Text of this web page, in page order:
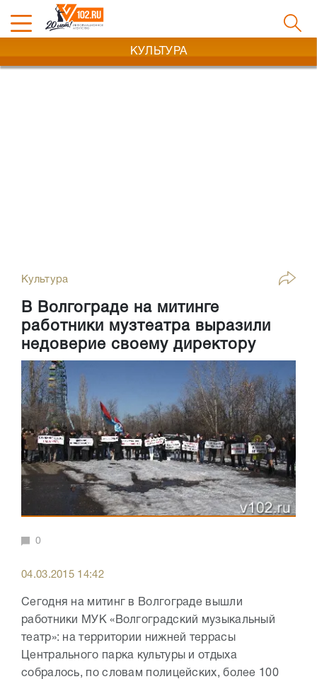
КУЛЬТУРА
Культура
В Волгограде на митинге
работники музтеатра выразили
недоверие своему директору
0
04.03.2015 14:42
Сегодня на митинг в Волгограде вышли
работники МУК «Волгоградский музыкальный
театр»: на территории нижней террасы
Центрального парка культуры и отдыха
собралось, по словам полицейских, более 100